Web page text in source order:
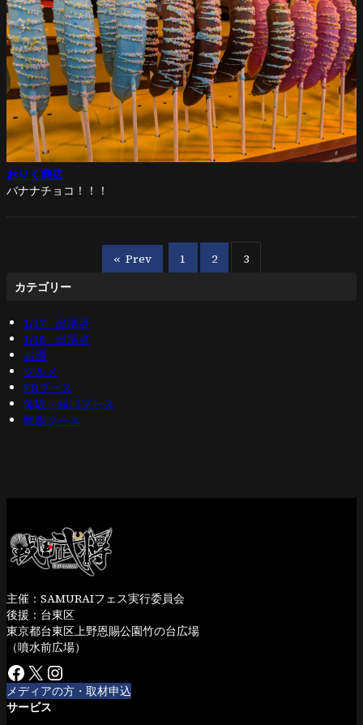
おりく商店
バナナチョコ！！！
« Prev 1 2
3
カテゴリー
1/17 出演者
1/18 出演者
お酒
グルメ
PRブース
体験・縁日ブース
物販ブース
主催：SAMURAIフェス実行委員会
後援：台東区
東京都台東区上野恩賜公園竹の台広場
（噴水前広場）
Facebook X Instagram
メディアの方・取材申込
サービス